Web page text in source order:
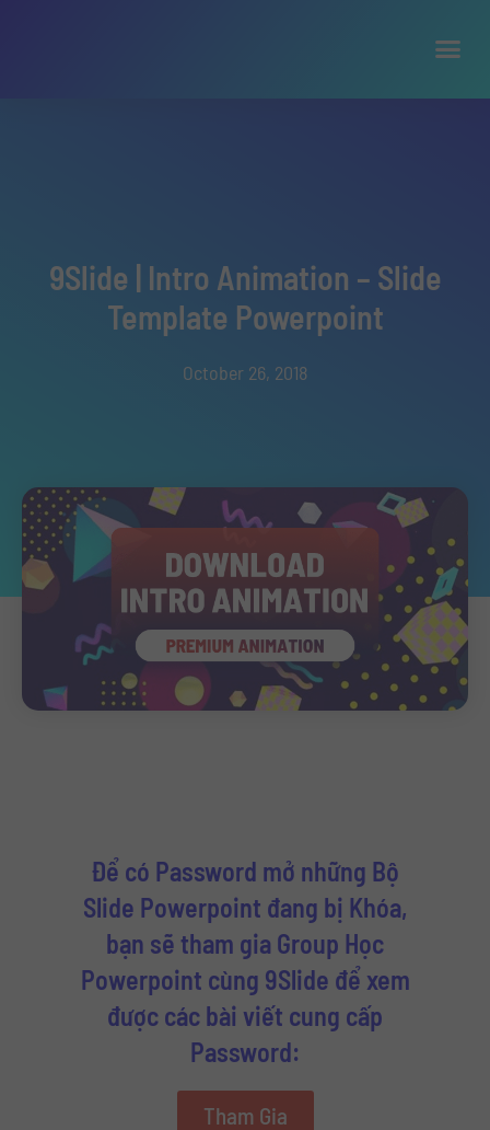
9Slide | Intro Animation – Slide
Template Powerpoint
October 26, 2018
Để có Password mở những Bộ
Slide Powerpoint đang bị Khóa,
bạn sẽ tham gia Group Học
Powerpoint cùng 9Slide để xem
được các bài viết cung cấp
Password:
Tham Gia